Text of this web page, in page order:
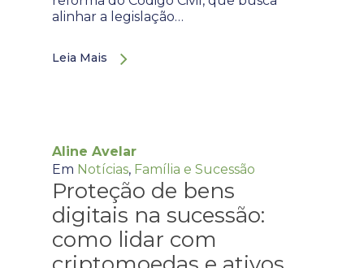
alinhar a legislação…
Leia Mais
Aline Avelar
Em Notícias, Família e Sucessão
Proteção de bens
digitais na sucessão:
como lidar com